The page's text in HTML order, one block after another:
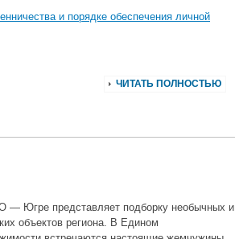
и порядке обеспечения личной
ЧИТАТЬ ПОЛНОСТЬЮ
— Югре представляет подборку необычных и
объектов региона. В Едином